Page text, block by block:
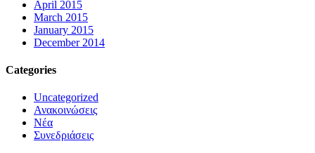
April 2015
March 2015
January 2015
December 2014
Categories
Uncategorized
Ανακοινώσεις
Νέα
Συνεδριάσεις